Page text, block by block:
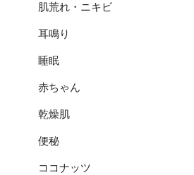
肌荒れ・ニキビ
耳鳴り
睡眠
赤ちゃん
乾燥肌
便秘
ココナッツ